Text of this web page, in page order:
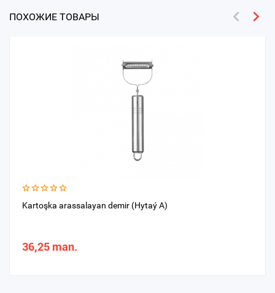
ПОХОЖИЕ ТОВАРЫ
Kartoşka arassalayan demir (Hytaý A)
36,25 man.